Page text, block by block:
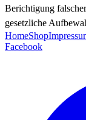
Berichtigung
gesetzliche
HomeShop
Facebook